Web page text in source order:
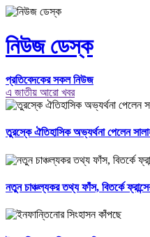
নিউজ ডেস্ক
প্রতিবেদকের সকল নিউজ
এ জাতীয় আরো খবর
তুরস্কে ঐতিহাসিক অভ্যর্থনা পেলেন
নতুন চাঞ্চল্যকর তথ্য ফাঁস, বিতর্কে